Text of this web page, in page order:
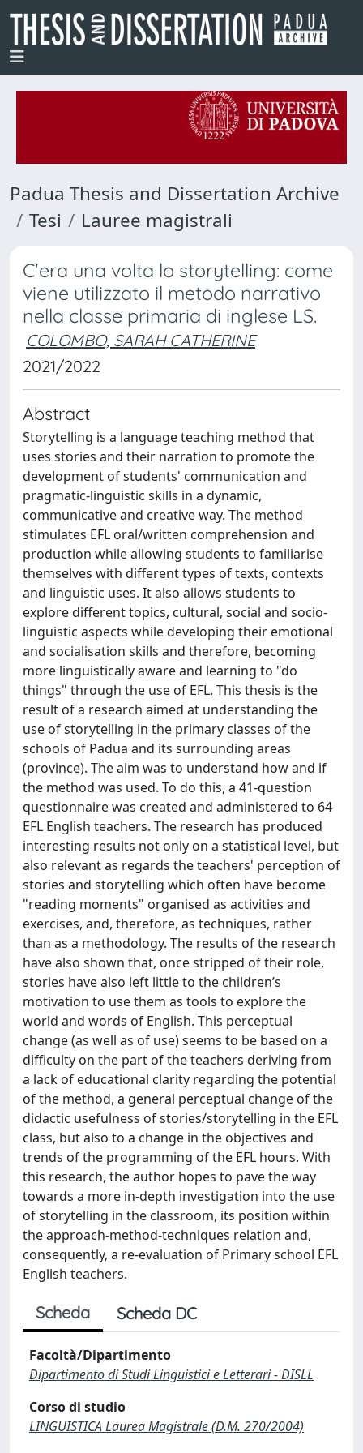
Padua Thesis and Dissertation Archive
Tesi
Lauree magistrali
C'era una volta lo storytelling: come
viene utilizzato il metodo narrativo
nella classe primaria di inglese LS.
COLOMBO, SARAH CATHERINE
2021/2022
Abstract
Storytelling is a language teaching method that
uses stories and their narration to promote the
development of students' communication and
pragmatic-linguistic skills in a dynamic,
communicative and creative way. The method
stimulates EFL oral/written comprehension and
production while allowing students to familiarise
themselves with different types of texts, contexts
and linguistic uses. It also allows students to
explore different topics, cultural, social and socio-
linguistic aspects while developing their emotional
and socialisation skills and therefore, becoming
more linguistically aware and learning to "do
things" through the use of EFL. This thesis is the
result of a research aimed at understanding the
use of storytelling in the primary classes of the
schools of Padua and its surrounding areas
(province). The aim was to understand how and if
the method was used. To do this, a 41-question
questionnaire was created and administered to 64
EFL English teachers. The research has produced
interesting results not only on a statistical level, but
also relevant as regards the teachers' perception of
stories and storytelling which often have become
"reading moments" organised as activities and
exercises, and, therefore, as techniques, rather
than as a methodology. The results of the research
have also shown that, once stripped of their role,
stories have also left little to the children’s
motivation to use them as tools to explore the
world and words of English. This perceptual
change (as well as of use) seems to be based on a
difficulty on the part of the teachers deriving from
a lack of educational clarity regarding the potential
of the method, a general perceptual change of the
didactic usefulness of stories/storytelling in the EFL
class, but also to a change in the objectives and
trends of the programming of the EFL hours. With
this research, the author hopes to pave the way
towards a more in-depth investigation into the use
of storytelling in the classroom, its position within
the approach-method-techniques relation and,
consequently, a re-evaluation of Primary school EFL
English teachers.
Scheda Scheda DC
Facoltà/Dipartimento
Dipartimento di Studi Linguistici e Letterari - DISLL
Corso di studio
LINGUISTICA Laurea Magistrale (D.M. 270/2004)